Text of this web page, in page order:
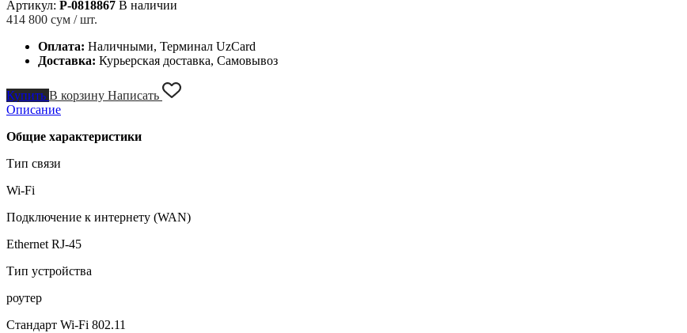
Артикул: P-0818867 В наличии
414 800 сум / шт.
Оплата: Наличными, Терминал UzCard
Доставка: Курьерская доставка, Самовывоз
Купить В корзину Написать
Описание
Общие характеристики
Тип связи
Wi-Fi
Подключение к интернету (WAN)
Ethernet RJ-45
Тип устройства
роутер
Стандарт Wi-Fi 802.11